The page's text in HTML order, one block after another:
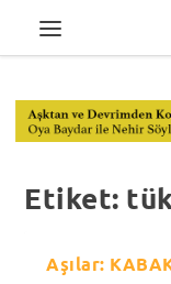
Etiket:
Aşılar: